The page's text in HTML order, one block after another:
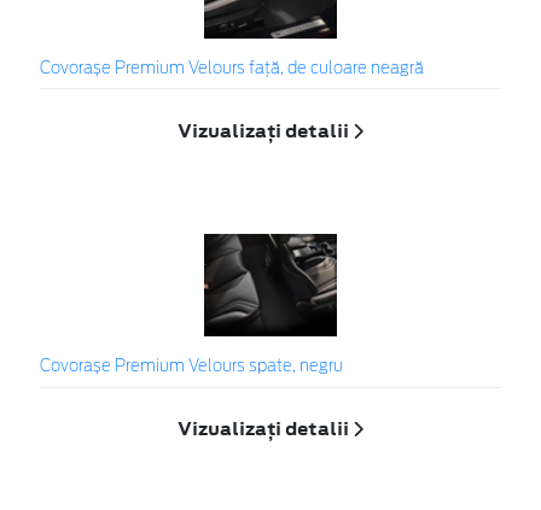
Covorașe Premium Velours față, de culoare neagră
Vizualizați detalii
Covorașe Premium Velours spate, negru
Vizualizați detalii